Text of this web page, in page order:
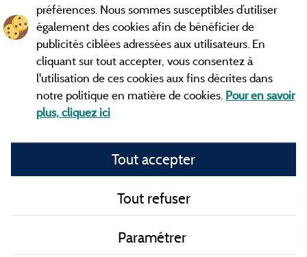
CGV
Les meilleurscampings en Ardèche . Consultez les fiches de
nos adhérents et découvrez nos meilleures offres dans les
Gorges de l'Ardèche, le célèbrePont d'Arc, la grotte de l'Aven
d'Orgnac, Le mont Gerbier de Jonc ou le mont Mézenc...
informez vous directement ici en ligne avant de contacter le
Faites vous votre propre idée du camping, au pied d'un lac,
avec clubenfants, avec vos animaux de compagnie, sous la
ou dans un mobil home ou même de
Tous les campings en Ardèche et au meilleur prix !
préférences. Nous sommes susceptibles d’utiliser
également des cookies afin de bénéficier de
publicités ciblées adressées aux utilisateurs. En
cliquant sur tout accepter, vous consentez à
l'utilisation de ces cookies aux fins décrites dans
notre politique en matière de cookies. Pour en savoir
plus, cliquez ici
Tout accepter
Tout refuser
Paramétrer